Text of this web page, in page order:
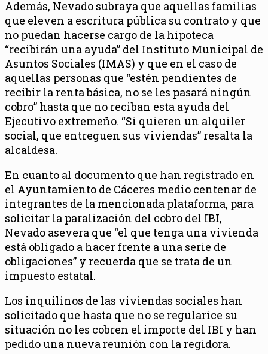
Además, Nevado subraya que aquellas familias
que eleven a escritura pública su contrato y que
no puedan hacerse cargo de la hipoteca
“recibirán una ayuda” del Instituto Municipal de
Asuntos Sociales (IMAS) y que en el caso de
aquellas personas que “estén pendientes de
recibir la renta básica, no se les pasará ningún
cobro” hasta que no reciban esta ayuda del
Ejecutivo extremeño. “Si quieren un alquiler
social, que entreguen sus viviendas” resalta la
alcaldesa.
En cuanto al documento que han registrado en
el Ayuntamiento de Cáceres medio centenar de
integrantes de la mencionada plataforma, para
solicitar la paralización del cobro del IBI,
Nevado asevera que “el que tenga una vivienda
está obligado a hacer frente a una serie de
obligaciones” y recuerda que se trata de un
impuesto estatal.
Los inquilinos de las viviendas sociales han
solicitado que hasta que no se regularice su
situación no les cobren el importe del IBI y han
pedido una nueva reunión con la regidora.